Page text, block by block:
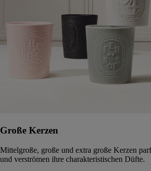
Große Kerzen
Mittelgroße, große und extra große Kerzen
und verströmen ihre charakteristischen Düfte.